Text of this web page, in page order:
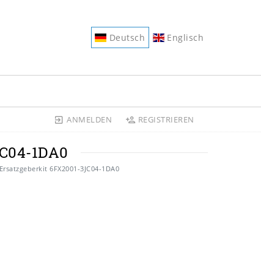
Deutsch Englisch
ANMELDEN REGISTRIEREN
1DA0
6FX2001-3JC04-1DA0